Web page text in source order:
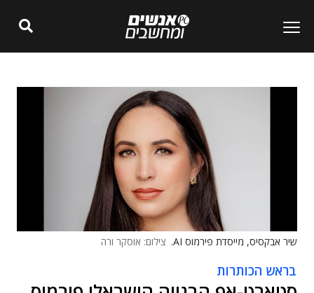
שיר אבקסיס, מייסדת פירמוס AI. צילום: אוסקר ורה
בראש הכותרות